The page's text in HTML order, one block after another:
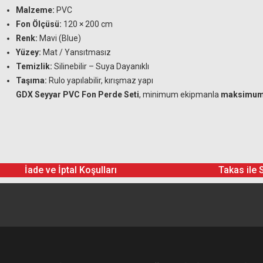
Malzeme: PVC
Fon Ölçüsü: 120 × 200 cm
Renk: Mavi (Blue)
Yüzey: Mat / Yansıtmasız
Temizlik: Silinebilir – Suya Dayanıklı
Taşıma: Rulo yapılabilir, kırışmaz yapı
GDX Seyyar PVC Fon Perde Seti, minimum ekipmanla
İade ve İptal Koşulları Takas ile